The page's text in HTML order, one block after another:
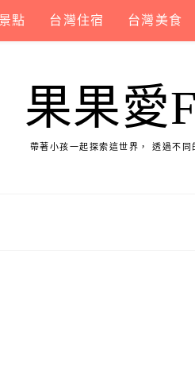
點 台灣住宿 台灣美食
果果愛
帶著小孩一起探索這世界， 透過不